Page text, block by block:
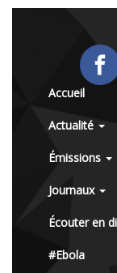
Accueil
Actualité
Émissions
Journaux
Écouter en
#Ebola